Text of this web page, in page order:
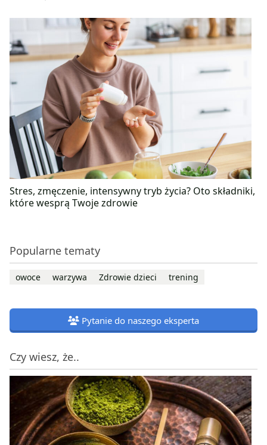
Stres, zmęczenie, intensywny tryb życia? Oto składniki,
które wesprą Twoje zdrowie
Popularne tematy
owoce warzywa Zdrowie dzieci trening
Pytanie do naszego eksperta
Czy wiesz, że..